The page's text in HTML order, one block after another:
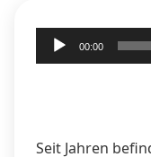
Audio-
Player
00:00
Seit Jahren